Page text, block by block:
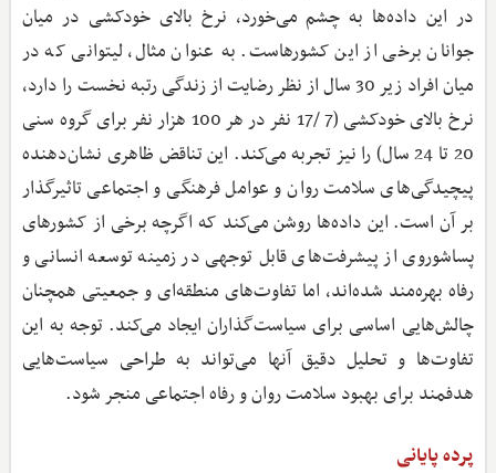
در این داده‌ها به چشم می‌خورد، نرخ بالای خودکشی در میان
جوانان برخی از این کشورهاست. به‌ عنوان مثال، لیتوانی که در
میان افراد زیر 30 سال از نظر رضایت از زندگی رتبه نخست را دارد،
نرخ بالای خودکشی (7 /17 نفر در هر 100 هزار نفر برای گروه سنی
20 تا 24 سال) را نیز تجربه می‌کند. این تناقض ظاهری نشان‌دهنده
پیچیدگی‌های سلامت روان و عوامل فرهنگی و اجتماعی تاثیرگذار
بر آن است. این داده‌ها روشن می‌کند که اگرچه برخی از کشورهای
پساشوروی از پیشرفت‌های قابل‌ توجهی در زمینه توسعه انسانی و
رفاه بهره‌مند شده‌اند، اما تفاوت‌های منطقه‌ای و جمعیتی همچنان
چالش‌هایی اساسی برای سیاست‌گذاران ایجاد می‌کند. توجه به این
تفاوت‌ها و تحلیل دقیق آنها می‌تواند به طراحی سیاست‌هایی
هدفمند برای بهبود سلامت روان و رفاه اجتماعی منجر شود.
پرده پایانی